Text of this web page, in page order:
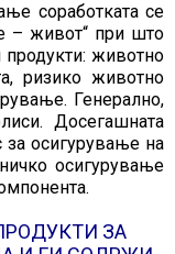
соработката се
– живот“ при што
продукти: животно
ризико животно
Генерално,
Досегашната
за осигурување на
осигурување
ЗА